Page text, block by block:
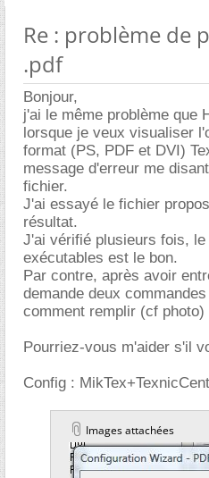
Re : problème de
.pdf
Bonjour,
j'ai le même problème que
lorsque je veux visualiser
format (PS, PDF et DVI)
message d'erreur me
fichier.
J'ai essayé le fichier
résultat.
J'ai vérifié plusieurs fois,
exécutables est le bon.
Par contre, après avoir
demande deux
comment remplir (cf photo)
Pourriez-vous m'aider s'il
Config :
Images attachées